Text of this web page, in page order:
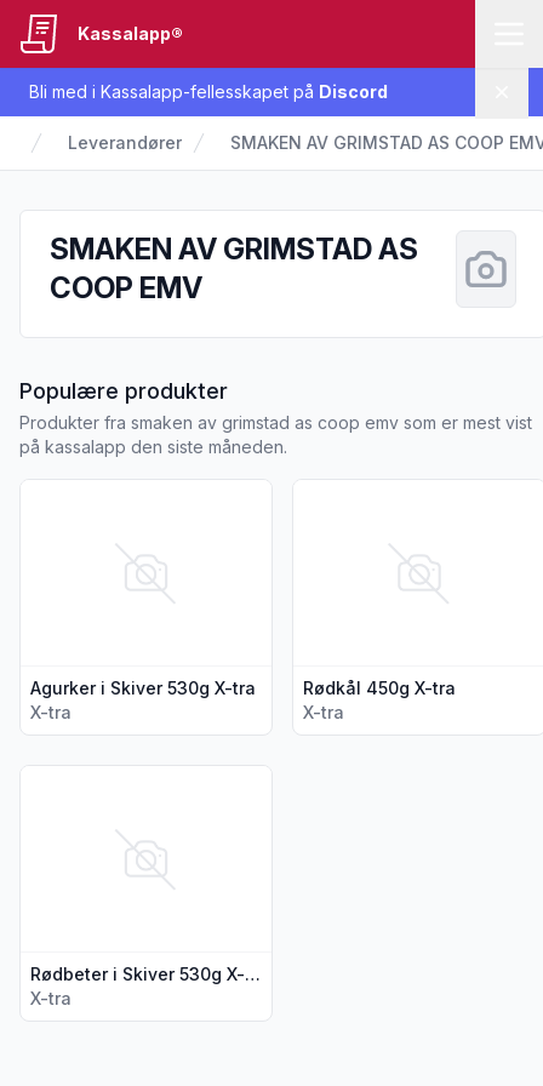
Bli med i Kassalapp-fellesskapet på Discord
Kassalapp®
Leverandører SMAKEN AV GRIMSTAD AS COOP
SMAKEN AV GRIMSTAD AS
COOP EMV
Populære produkterfra SMAKEN AV GRIMSTAD
Produkter fra smaken av grimstad as coop emv som er mest vist
på kassalapp den siste måneden.
Agurker i Skiver 530g X-tra
X-tra
Rødkål 450g X-tra
X-tra
Rødbeter i Skiver 530g X-tra
X-tra
Vis flere detaljer for produktet "Rødbeter i Skiver 530g X-